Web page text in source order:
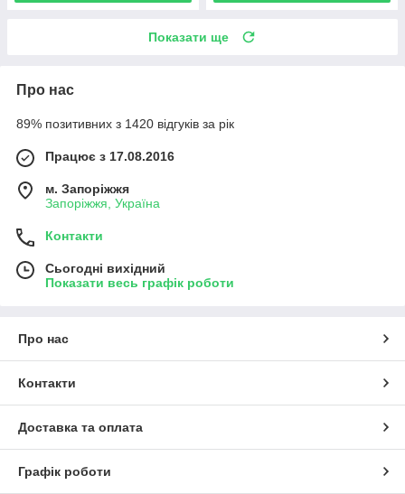
Показати ще
Про нас
89% позитивних з 1420 відгуків за рік
Працює з 17.08.2016
м. Запоріжжя
Запоріжжя, Україна
Контакти
Сьогодні вихідний
Показати весь графік роботи
Про нас
Контакти
Доставка та оплата
Графік роботи